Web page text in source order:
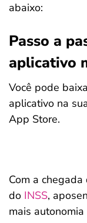
abaixo:
Passo a
aplicativo
Você pode
aplicativo na
App Store.
Com a
do INSS,
mais